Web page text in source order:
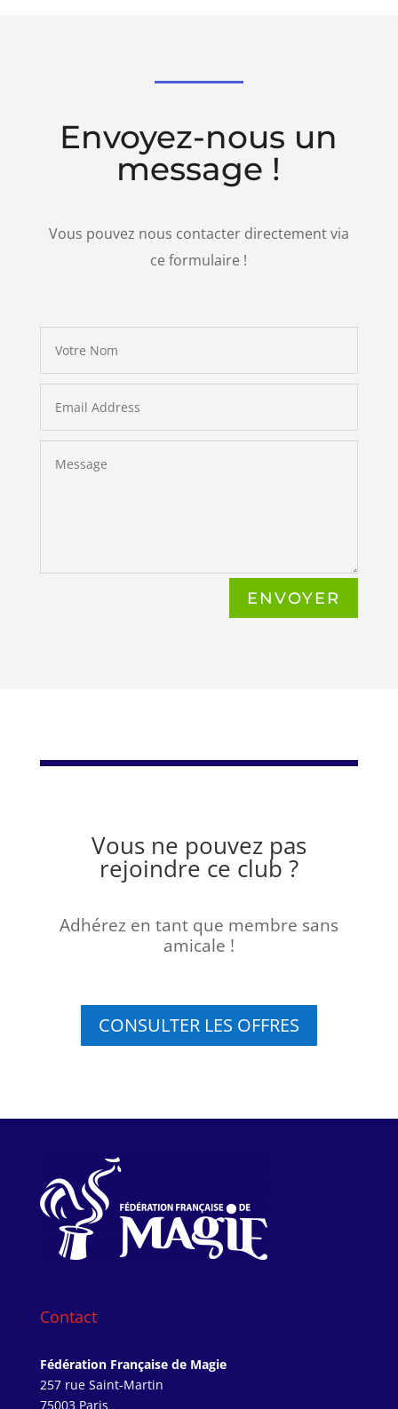
Envoyez-nous un
message !
Vous pouvez nous contacter directement via
ce formulaire !
ENVOYER
Vous ne pouvez pas
rejoindre ce club ?
Adhérez en tant que membre sans
amicale !
CONSULTER LES OFFRES
Contact
Fédération Française de Magie
257 rue Saint-Martin
75003 Paris